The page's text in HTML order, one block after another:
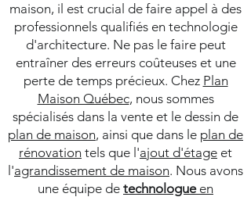
maison, il est crucial de faire appel à des
professionnels qualifiés en technologie
d'architecture. Ne pas le faire peut
entraîner des erreurs coûteuses et une
perte de temps précieux. Chez Plan
Maison Québec, nous sommes
spécialisés dans la vente et le dessin de
plan de maison, ainsi que dans le plan de
rénovation tels que l'ajout d'étage et
l'agrandissement de maison. Nous avons
une équipe de technologue en